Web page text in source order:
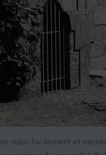
aussi facilement et